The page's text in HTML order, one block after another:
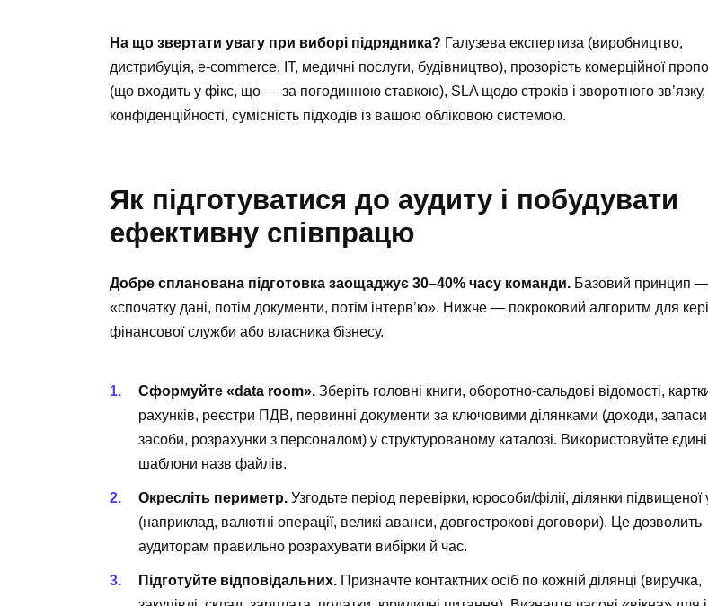
На що звертати увагу при виборі підрядника? Галузева експертиза (виробництво,
дистрибуція, e-commerce, IT, медичні послуги, будівництво), прозорість комерційної
(що входить у фікс, що — за погодинною ставкою), SLA щодо строків і зворотного зв’язку,
конфіденційності, сумісність підходів із вашою обліковою системою.
Як підготуватися до аудиту і побудувати
ефективну співпрацю
Добре спланована підготовка заощаджує 30–40% часу команди. Базовий принцип —
«спочатку дані, потім документи, потім інтерв’ю». Нижче — покроковий алгоритм для
фінансової служби або власника бізнесу.
Сформуйте «data room». Зберіть головні книги, оборотно-сальдові відомості,
рахунків, реєстри ПДВ, первинні документи за ключовими ділянками (доходи,
засоби, розрахунки з персоналом) у структурованому каталозі. Використовуйте єдині
шаблони назв файлів.
Окресліть периметр. Узгодьте період перевірки, юрособи/філії, ділянки підвищеної
(наприклад, валютні операції, великі аванси, довгострокові договори). Це дозволить
аудиторам правильно розрахувати вибірки й час.
Підготуйте відповідальних. Призначте контактних осіб по кожній ділянці (виручка,